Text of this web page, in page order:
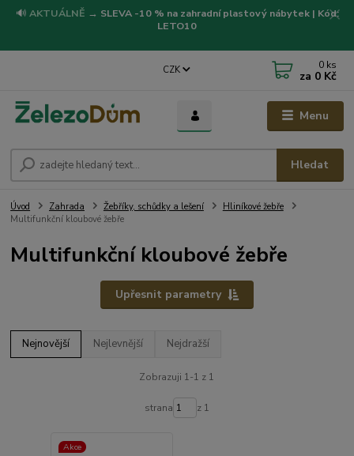
🔊 AKTUÁLNĚ → SLEVA -10 % na zahradní plastový nábytek | Kód:
LETO10
Menu
CZK
Hledat
0 ks
za 0 Kč
Úvod Zahrada Žebříky, schůdky a lešení
Hliníkové žebře
Multifunkční kloubové žebře
Multifunkční kloubové žebře
Upřesnit parametry
Nejnovější Nejlevnější Nejdražší
Zobrazuji 1-1 z 1
strana z 1
Akce